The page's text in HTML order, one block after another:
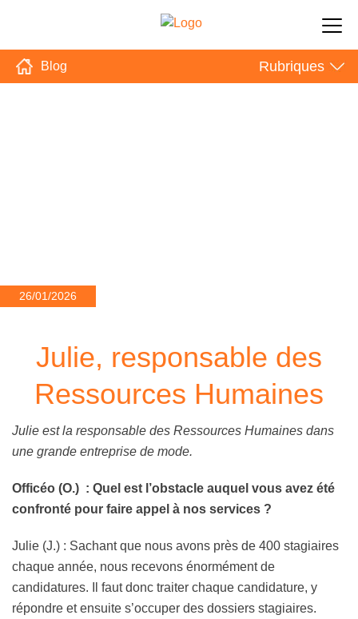
Blog Rubriques
26/01/2026
Julie, responsable des
Ressources Humaines
Julie est la responsable des Ressources Humaines dans
une grande entreprise de mode.
Officéo (O.) : Quel est l’obstacle auquel vous avez été
confronté pour faire appel à nos services ?
Julie (J.) : Sachant que nous avons près de 400 stagiaires
chaque année, nous recevons énormément de
candidatures. Il faut donc traiter chaque candidature, y
répondre et ensuite s’occuper des dossiers stagiaires.